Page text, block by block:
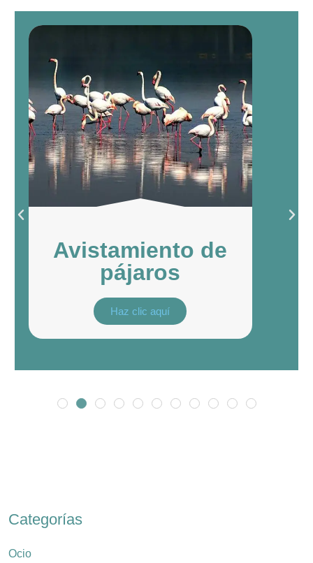
Avistamiento de
pájaros
Haz clic aquí
Categorías
Ocio